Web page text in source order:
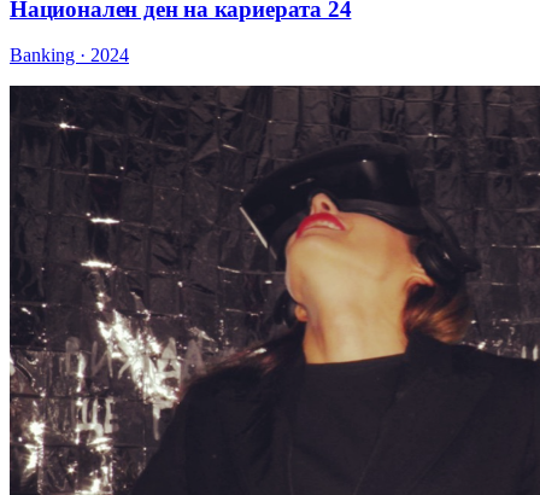
Национален ден на кариерата 24
Banking · 2024